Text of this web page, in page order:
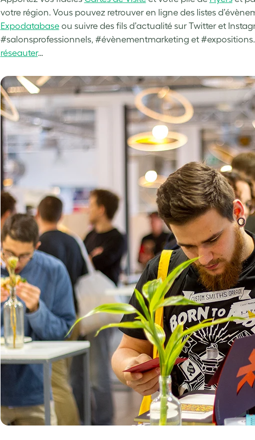
votre région. Vous pouvez retrouver en ligne des listes
Expodatabaseou suivre des fils d’actualité sur Twitter et
#salonsprofessionnels, #évènementmarketing et #expositions.
réseauter…